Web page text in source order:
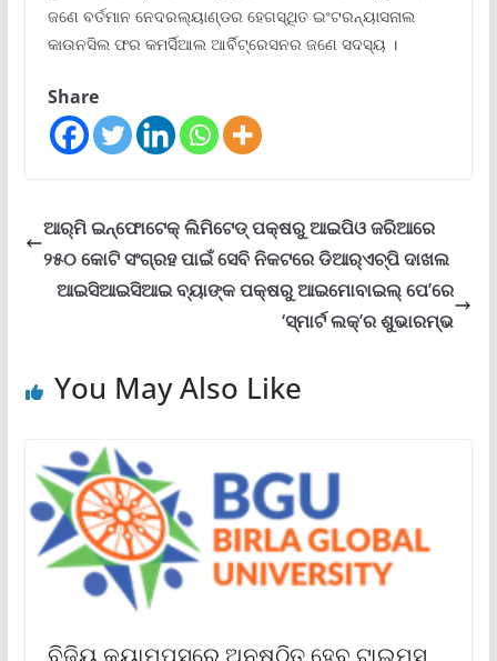
ଜଣେ ବର୍ତମାନ ନେଦରଲ୍ୟାଣ୍ଡର ହେଗସ୍ଥିତ ଇଂଟରନ୍ୟାସନାଲ
କାଉନସିଲ ଫର କମର୍ସିଆଲ ଆର୍ବିଟ୍ରେସନର ଜଣେ ସଦସ୍ୟ ।
Share
ଆର୍‌ମି ଇନ୍‌ଫୋଟେକ୍ ଲିମିଟେଡ୍ ପକ୍ଷରୁ ଆଇପିଓ ଜରିଆରେ
୨୫୦ କୋଟି ସଂଗ୍ରହ ପାଇଁ ସେବି ନିକଟରେ ଡିଆର୍‌ଏଚ୍‌ପି ଦାଖଲ
ଆଇସିଆଇସିଆଇ ବ୍ୟାଙ୍କ ପକ୍ଷରୁ ଆଇମୋବାଇଲ୍‌‌ ପେ’ରେ
‘ସ୍ମାର୍ଟ ଲକ୍‌‌’ର ଶୁଭାରମ୍ଭ
You May Also Like